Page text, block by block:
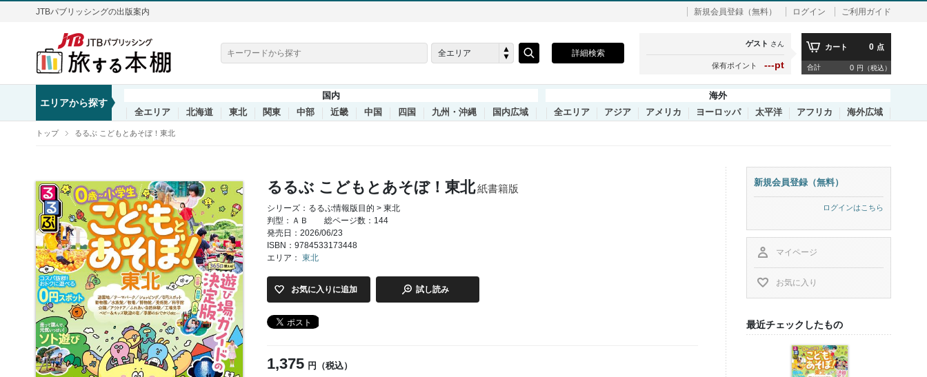
JTBパブリッシングの出版案内 新規会員登録（無料） ログイン ご利用ガイド
全エリア 詳細検索
ゲスト さん
保有ポイント ---pt
カート 0 点
合計 0 円（税込）
エリアから探す
国内
全エリア
北海道 東北 関東 中部 近畿 中国 四国 九州・沖縄 国内広域
海外
全エリア
アジア アメリカ ヨーロッパ 太平洋 アフリカ 海外広域
トップ るるぶ こどもとあそぼ！東北
るるぶ こどもとあそぼ！東北紙書籍版
シリーズ：るるぶ情報版目的 > 東北
判型：ＡＢ
総ページ数：144
発売日：2026/06/23
ISBN：9784533173448
エリア： 東北
お気に入りに追加 試し読み
1,375 円（税込）
新規会員登録（無料）
ログインはこちら
マイページ
お気に入り
最近チェックしたもの